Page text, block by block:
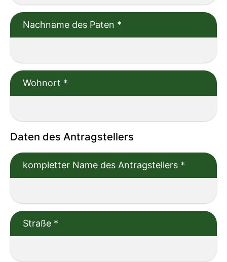
Nachname des Paten *
Wohnort *
Daten des Antragstellers
kompletter Name des Antragstellers *
Straße *